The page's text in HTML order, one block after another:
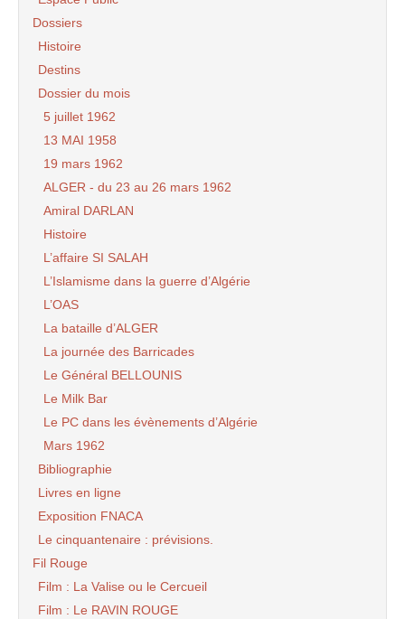
Dossiers
Histoire
Destins
Dossier du mois
5 juillet 1962
13 MAI 1958
19 mars 1962
ALGER - du 23 au 26 mars 1962
Amiral DARLAN
Histoire
L’affaire SI SALAH
L’Islamisme dans la guerre d’Algérie
L’OAS
La bataille d’ALGER
La journée des Barricades
Le Général BELLOUNIS
Le Milk Bar
Le PC dans les évènements d’Algérie
Mars 1962
Bibliographie
Livres en ligne
Exposition FNACA
Le cinquantenaire : prévisions.
Fil Rouge
Film : La Valise ou le Cercueil
Film : Le RAVIN ROUGE